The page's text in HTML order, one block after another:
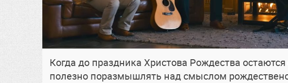
Когда до праздника Христова Рождества
полезно поразмышлять над смыслом